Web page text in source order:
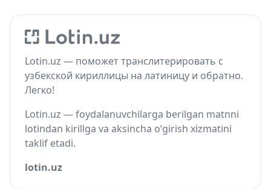
Lotin.uz — поможет транслитерировать с
узбекской кириллицы на латиницу и обратно.
Легко!
Lotin.uz — foydalanuvchilarga berilgan matnni
lotindan kirillga va aksincha o‘girish xizmatini
taklif etadi.
lotin.uz